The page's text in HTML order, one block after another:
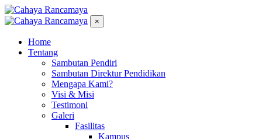
×
Home
Tentang
Sambutan Pendiri
Sambutan Direktur Pendidikan
Mengapa Kami?
Visi & Misi
Testimoni
Galeri
Fasilitas
Kampus